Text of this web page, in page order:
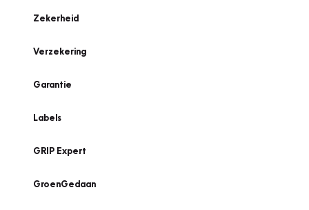
Zekerheid
Verzekering
Garantie
Labels
GRIP Expert
GroenGedaan